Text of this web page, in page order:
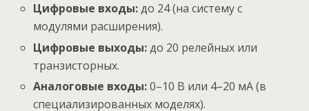
Цифровые входы:до 24 (на систему с
модулями расширения).
Цифровые выходы:до 20 релейных или
транзисторных.
Аналоговые входы:0–10 В или 4–20 мА (в
специализированных моделях).